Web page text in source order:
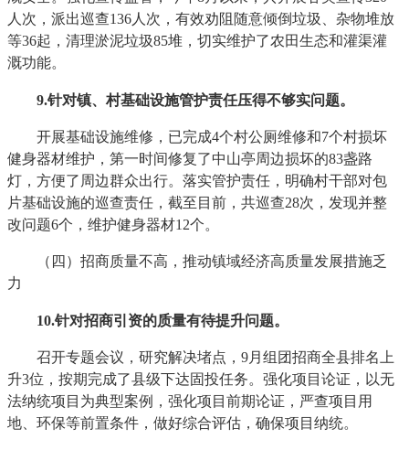
人次，派出巡查136人次，有效劝阻随意倾倒垃圾、杂物堆放
等36起，清理淤泥垃圾85堆，切实维护了农田生态和灌渠灌
溉功能。
9.针对镇、村基础设施管护责任压得不够实问题。
开展基础设施维修，已完成4个村公厕维修和7个村损坏
健身器材维护，第一时间修复了中山亭周边损坏的83盏路
灯，方便了周边群众出行。落实管护责任，明确村干部对包
片基础设施的巡查责任，截至目前，共巡查28次，发现并整
改问题6个，维护健身器材12个。
（四）招商质量不高，推动镇域经济高质量发展措施乏
力
10.针对招商引资的质量有待提升问题。
召开专题会议，研究解决堵点，9月组团招商全县排名上
升3位，按期完成了县级下达固投任务。强化项目论证，以无
法纳统项目为典型案例，强化项目前期论证，严查项目用
地、环保等前置条件，做好综合评估，确保项目纳统。